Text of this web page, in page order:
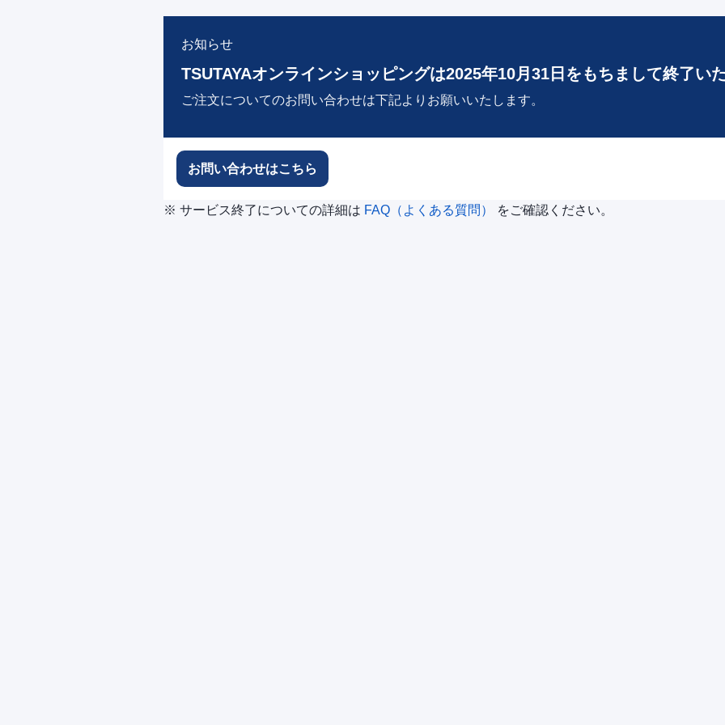
お知らせ
TSUTAYAオンラインショッピングは2025年10月31日をもちまして終了い
ご注文についてのお問い合わせは下記よりお願いいたします。
お問い合わせはこちら
※ サービス終了についての詳細は FAQ（よくある質問） をご確認ください。